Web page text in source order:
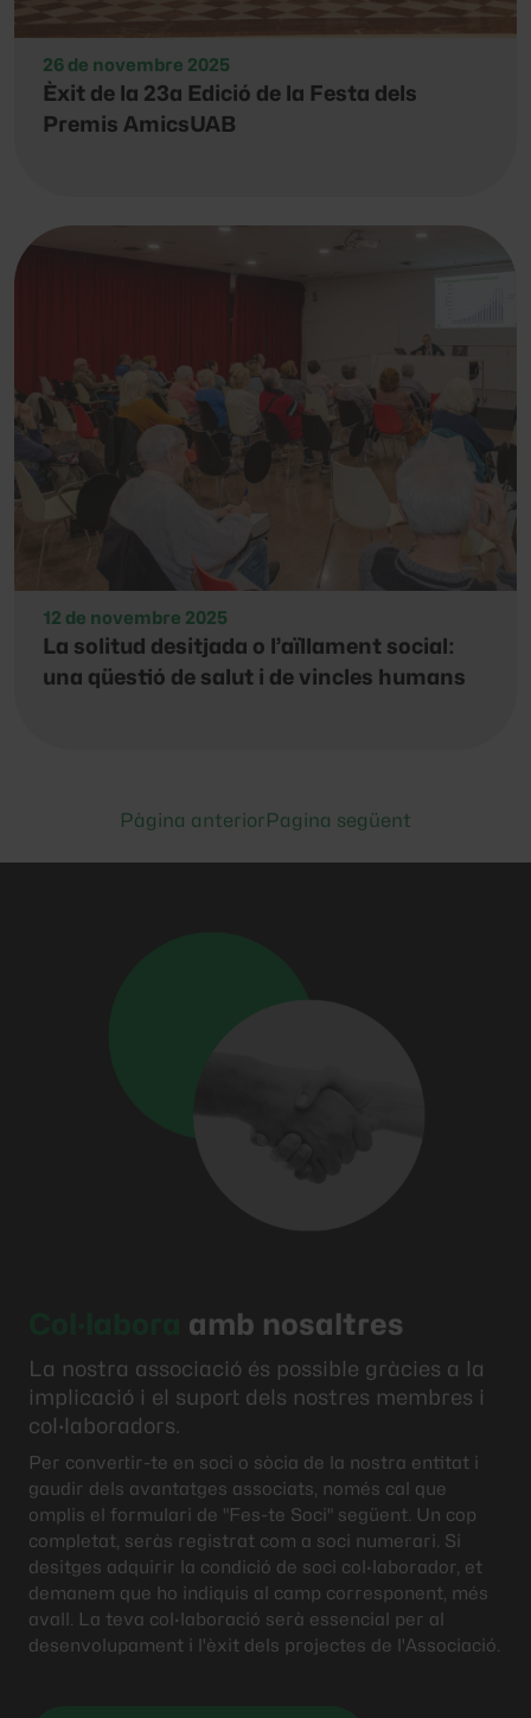
26 de novembre 2025
Èxit de la 23a Edició de la Festa dels
Premis AmicsUAB
12 de novembre 2025
La solitud desitjada o l’aïllament social:
una qüestió de salut i de vincles humans
Pàgina anteriorPagina següent
amb nosaltres
La nostra associació és possible gràcies a la
implicació i el suport dels nostres membres i
col·laboradors.
Per convertir-te en soci o sòcia de la nostra entitat i
gaudir dels avantatges associats, només cal que
omplis el formulari de "Fes-te Soci" següent. Un cop
completat, seràs registrat com a soci numerari. Si
desitges adquirir la condició de soci col·laborador, et
demanem que ho indiquis al camp corresponent, més
avall. La teva col·laboració serà essencial per al
desenvolupament i l'èxit dels projectes de l'Associació.